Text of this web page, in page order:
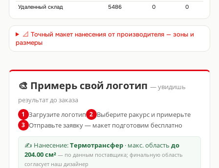
Удаленный склад 5486 0 0
📐 Точный макет нанесения от производителя — зоны и
размеры
🎨 Примерь свой логотип — увидишь
результат до заказа
1 Загрузите логотип 2 Выберите ракурс и примерьте
3 Отправьте заявку — макет подготовим бесплатно
✍ Нанесение:Термотрансфер· макс. область до
204.00 см²— по данным поставщика; финальную область
согласует наш дизайнер